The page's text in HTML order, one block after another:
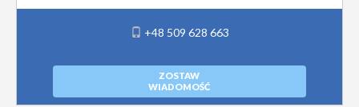
+48 509 628 663
ZOSTAW
WIADOMOŚĆ